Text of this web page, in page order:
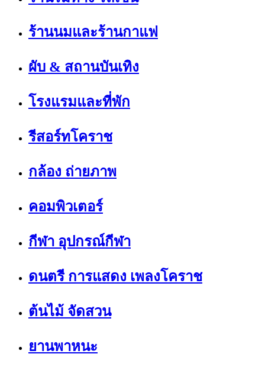
ร้านนมและร้านกาแฟ
ผับ & สถานบันเทิง
โรงแรมและที่พัก
รีสอร์ทโคราช
กล้อง ถ่ายภาพ
คอมพิวเตอร์
กีฬา อุปกรณ์กีฬา
ดนตรี การแสดง เพลงโคราช
ต้นไม้ จัดสวน
ยานพาหนะ